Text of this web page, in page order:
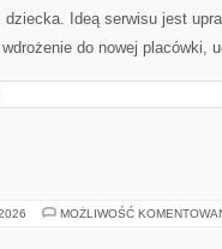
dziecka. Ideą serwisu jest
do nowej placówki,
MOŻLIWOŚĆ